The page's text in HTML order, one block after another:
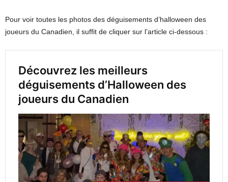
Pour voir toutes les photos des déguisements d’halloween des
joueurs du Canadien, il suffit de cliquer sur l’article ci-dessous :